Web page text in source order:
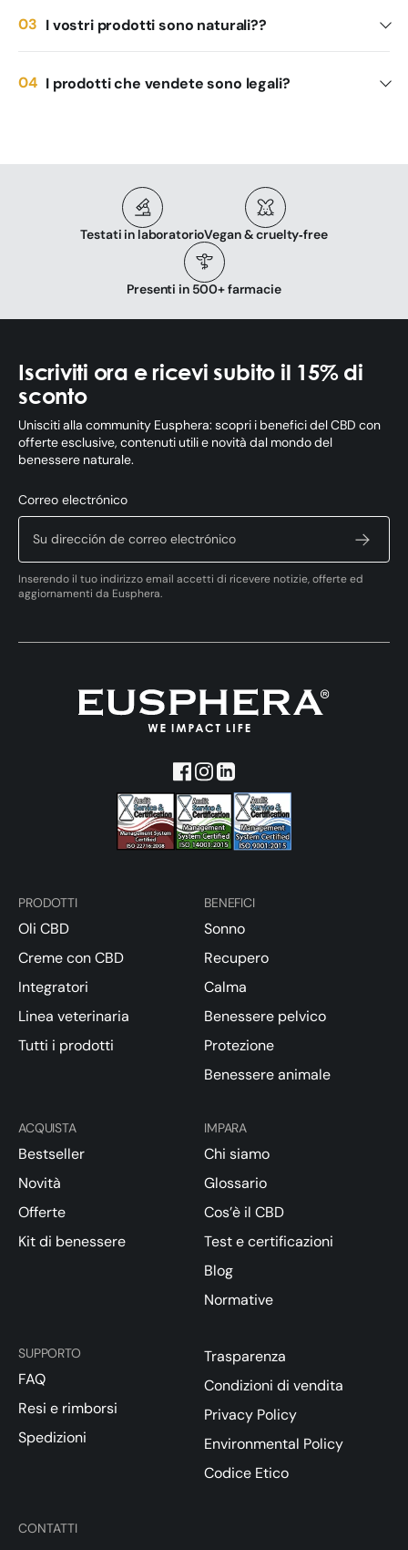
I vostri prodotti sono naturali??
I prodotti che vendete sono legali?
Testati in laboratorioVegan & cruelty‑free
Presenti in 500+ farmacie
Iscriviti ora e ricevi subito il 15% di
sconto
Unisciti alla community Eusphera: scopri i benefici del CBD con
offerte esclusive, contenuti utili e novità dal mondo del
benessere naturale.
Correo electrónico
Inserendo il tuo indirizzo email accetti di ricevere notizie, offerte ed
aggiornamenti da Eusphera.
PRODOTTI
Oli CBD
Creme con CBD
Integratori
Linea veterinaria
Tutti i prodotti
BENEFICI
Sonno
Recupero
Calma
Benessere pelvico
Protezione
Benessere animale
ACQUISTA
Bestseller
Novità
Offerte
Kit di benessere
IMPARA
Chi siamo
Glossario
Cos’è il CBD
Test e certificazioni
Blog
Normative
CONTATTI
SUPPORTO
FAQ
Resi e rimborsi
Spedizioni
Trasparenza
Condizioni di vendita
Privacy Policy
Environmental Policy
Codice Etico